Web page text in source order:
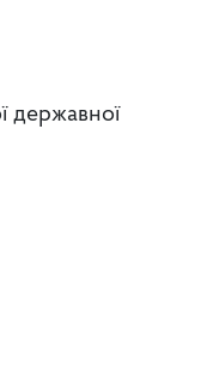
державної